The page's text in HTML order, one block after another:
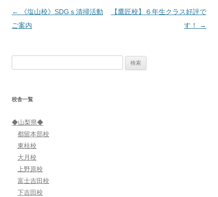
投
稿
ン
←
《塩山校》SDGｓ清掃活動
ご案内
【鷹匠校】６年生クラス好評で
す！
→
校舎一覧
◆山梨県◆
都留本部校
東桂校
大月校
上野原校
富士吉田校
下吉田校